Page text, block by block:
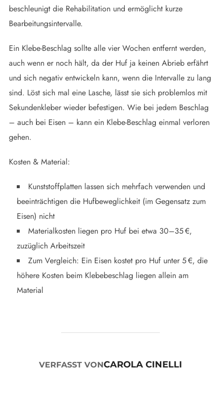
beschleunigt die Rehabilitation und ermöglicht kurze
Bearbeitungsintervalle.
Ein Klebe-Beschlag sollte alle vier Wochen entfernt werden,
auch wenn er noch hält, da der Huf ja keinen Abrieb erfährt
und sich negativ entwickeln kann, wenn die Intervalle zu lang
sind. Löst sich mal eine Lasche, lässt sie sich problemlos mit
Sekundenkleber wieder befestigen. Wie bei jedem Beschlag
– auch bei Eisen – kann ein Klebe-Beschlag einmal verloren
gehen.
Kosten & Material:
Kunststoffplatten lassen sich mehrfach verwenden und
beeinträchtigen die Hufbeweglichkeit (im Gegensatz zum
Eisen) nicht
Materialkosten liegen pro Huf bei etwa 30–35 €,
zuzüglich Arbeitszeit
Zum Vergleich: Ein Eisen kostet pro Huf unter 5 €, die
höhere Kosten beim Klebebeschlag liegen allein am
Material
BEITRAGSAUTOR
VERFASST VONCAROLA CINELLI